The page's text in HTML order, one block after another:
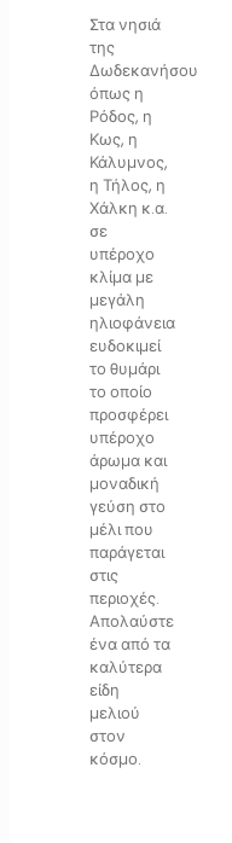
Στα νησιά
της
Δωδεκανήσου
όπως η
Ρόδος, η
Κως, η
Κάλυμνος,
η Τήλος, η
Χάλκη κ.α.
σε
υπέροχο
κλίμα με
μεγάλη
ηλιοφάνεια
ευδοκιμεί
το θυμάρι
το οποίο
προσφέρει
υπέροχο
άρωμα και
μοναδική
γεύση στο
μέλι που
παράγεται
στις
περιοχές.
Απολαύστε
ένα από τα
καλύτερα
είδη
μελιού
στον
κόσμο.